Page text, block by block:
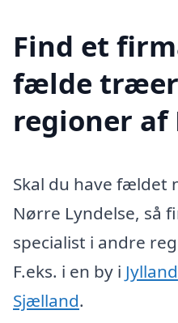
Find et
fælde træer
regioner af
Skal du have
Nørre Lyndelse, så
specialist i andre
F.eks. i en by i Jylland
Sjælland.